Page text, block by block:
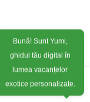
Bună! Sunt Yumi,
ghidul tău digital în
lumea vacanțelor
exotice personalizate.